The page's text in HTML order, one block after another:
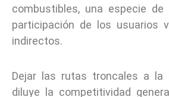
combustibles, una especie
participación de los usuarios
indirectos.
Dejar las rutas troncales a la
diluye la competitividad